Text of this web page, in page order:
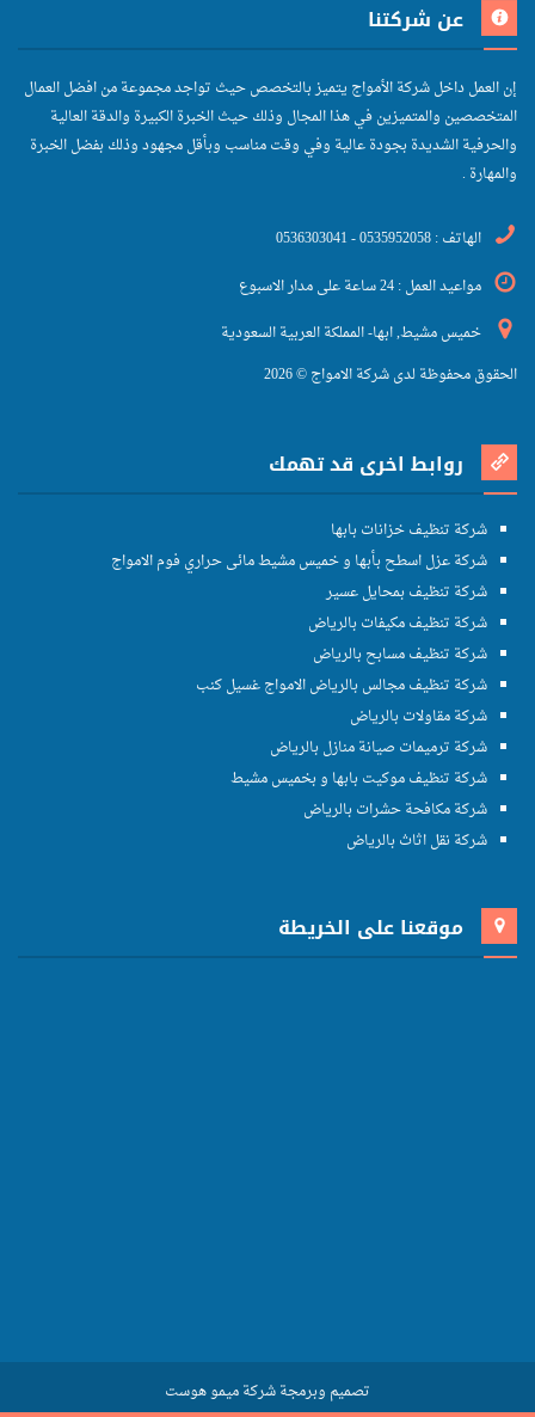
عن شركتنا
إن العمل داخل شركة الأمواج يتميز بالتخصص حيث تواجد مجموعة من افضل العمال
المتخصصين والمتميزين في هذا المجال وذلك حيث الخبرة الكبيرة والدقة العالية
والحرفية الشديدة بجودة عالية وفي وقت مناسب وبأقل مجهود وذلك بفضل الخبرة
والمهارة .
الهاتف : 0535952058 - 0536303041
مواعيد العمل : 24 ساعة على مدار الاسبوع
خميس مشيط, ابها- المملكة العربية السعودية
الحقوق محفوظة لدى شركة الامواج © 2026
روابط اخرى قد تهمك
شركة تنظيف خزانات بابها
شركة عزل اسطح بأبها و خميس مشيط مائى حراري فوم الامواج
شركة تنظيف بمحايل عسير
شركة تنظيف مكيفات بالرياض
شركة تنظيف مسابح بالرياض
شركة تنظيف مجالس بالرياض الامواج غسيل كنب
شركة مقاولات بالرياض
شركة ترميمات صيانة منازل بالرياض
شركة تنظيف موكيت بابها و بخميس مشيط
شركة مكافحة حشرات بالرياض
شركة نقل اثاث بالرياض
موقعنا على الخريطة
تصميم وبرمجة شركة ميمو هوست